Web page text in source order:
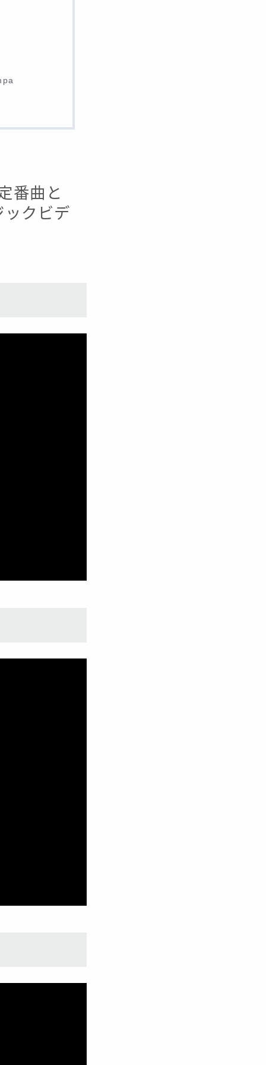
番曲と
クビデ